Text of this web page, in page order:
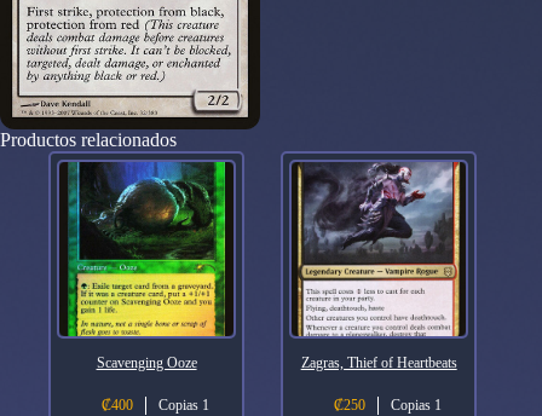
Productos relacionados
Scavenging Ooze
₡400 Copias 1
Zagras, Thief of Heartbeats
₡250 Copias 1